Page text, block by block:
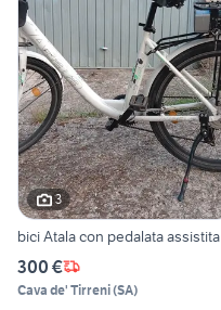
3
bici Atala con pedalata assistita
300 €
Cava de' Tirreni(SA)